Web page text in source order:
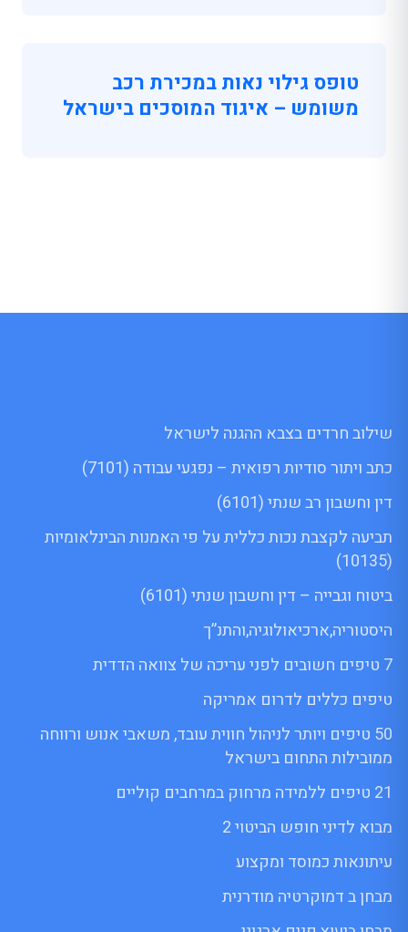
טופס גילוי נאות במכירת רכב
משומש – איגוד המוסכים בישראל
שילוב חרדים בצבא ההגנה לישראל
כתב ויתור סודיות רפואית – נפגעי עבודה (7101)
דין וחשבון רב שנתי (6101)
תביעה לקצבת נכות כללית על פי האמנות הבינלאומיות
(10135)
ביטוח וגבייה – דין וחשבון שנתי (6101)
היסטוריה,ארכיאולוגיה,והתנ”ך
7 טיפים חשובים לפני עריכה של צוואה הדדית
טיפים כללים לדרום אמריקה
50 טיפים ויותר לניהול חווית עובד, משאבי אנוש ורווחה
ממובילות התחום בישראל
21 טיפים ללמידה מרחוק במרחבים קוליים
מבוא לדיני חופש הביטוי 2
עיתונאות כמוסד ומקצוע
מבחן ב דמוקרטיה מודרנית